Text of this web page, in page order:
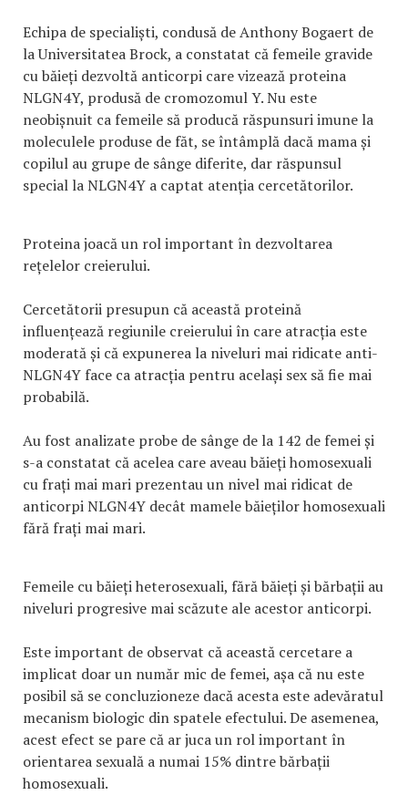
Echipa de specialiști, condusă de Anthony Bogaert de
la Universitatea Brock, a constatat că femeile gravide
cu băieți dezvoltă anticorpi care vizează proteina
NLGN4Y, produsă de cromozomul Y. Nu este
neobișnuit ca femeile să producă răspunsuri imune la
moleculele produse de făt, se întâmplă dacă mama și
copilul au grupe de sânge diferite, dar răspunsul
special la NLGN4Y a captat atenția cercetătorilor.
Proteina joacă un rol important în dezvoltarea
rețelelor creierului.
Cercetătorii presupun că această proteină
influențează regiunile creierului în care atracția este
moderată și că expunerea la niveluri mai ridicate anti-
NLGN4Y face ca atracția pentru același sex să fie mai
probabilă.
Au fost analizate probe de sânge de la 142 de femei și
s-a constatat că acelea care aveau băieți homosexuali
cu frați mai mari prezentau un nivel mai ridicat de
anticorpi NLGN4Y decât mamele băieților homosexuali
fără frați mai mari.
Femeile cu băieți heterosexuali, fără băieți și bărbații au
niveluri progresive mai scăzute ale acestor anticorpi.
Este important de observat că această cercetare a
implicat doar un număr mic de femei, așa că nu este
posibil să se concluzioneze dacă acesta este adevăratul
mecanism biologic din spatele efectului. De asemenea,
acest efect se pare că ar juca un rol important în
orientarea sexuală a numai 15% dintre bărbații
homosexuali.